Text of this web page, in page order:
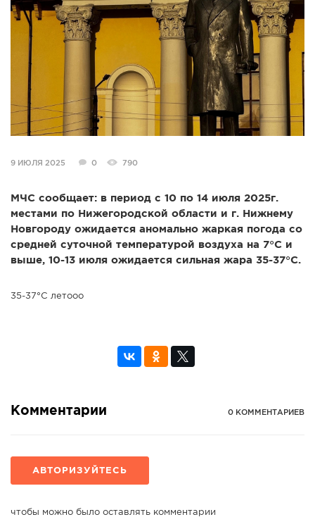
СПРАВКА
КАМЕРЫ
СТАТЬИ
ГОЛОСОВАНИЯ
ПРЕДЛОЖИТЬ НОВОСТЬ
9 ИЮЛЯ 2025 0 790
МЧС сообщает: в период с 10 по 14 июля 2025г.
местами по Нижегородской области и г. Нижнему
Новгороду ожидается аномально жаркая погода со
средней суточной температурой воздуха на 7°С и
выше, 10-13 июля ожидается сильная жара 35-37°С.
35-37°С летооо
Комментарии 0 КОММЕНТАРИЕВ
АВТОРИЗУЙТЕСЬ
чтобы можно было оставлять комментарии